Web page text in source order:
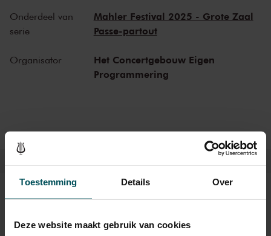
Toestemming Details Over
Deze website maakt gebruik van cookies
Onderdeel van
serie
Mahler Festival 2025 - Grote Zaal
Passe-partout
Organisator
Het Concertgebouw Eigen
Programmering
Kaarten